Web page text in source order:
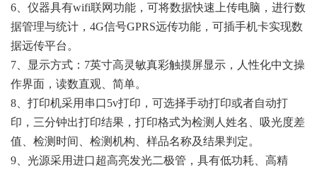
6、仪器具有wifi联网功能，可将数据快速上传电脑，进行数
据管理与统计，4G信号GPRS远传功能，可插手机卡实现数
据远传平台。
7、显示方式：7英寸高灵敏真彩触摸屏显示，人性化中文操
作界面，读数直观、简单。
8、打印机采用串口5v打印，可选择手动打印或者自动打
印，三分钟出打印结果，打印格式为检测人姓名、吸光度差
值、检测时间、检测机构、样品名称及结果判定。
9、光源采用进口超高亮发光二极管，具有低功耗、高精